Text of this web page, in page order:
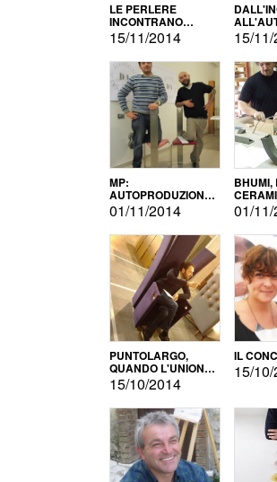
LE PERLERE
INCONTRANO
L'AUTOPRODUZIONE
15/11/2014 15/
MP:
AUTOPRODUZIONE
E INNOVAZIONE
01/11/2014
BHUMI,
E
01/
PUNTOLARGO,
QUANDO L'UNIONE
FA LA FORZA E
VINCE
15/10/2014
IL
15/